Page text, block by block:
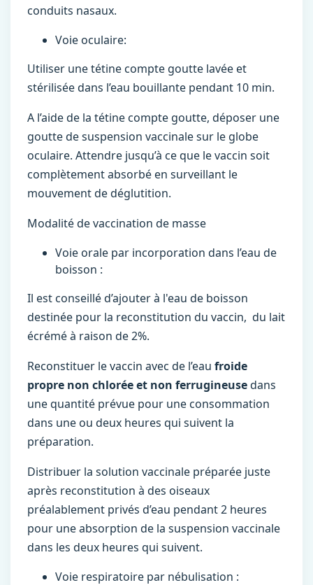
conduits nasaux.
Voie oculaire:
Utiliser une tétine compte goutte lavée et
stérilisée dans l’eau bouillante pendant 10 min.
A l’aide de la tétine compte goutte, déposer une
goutte de suspension vaccinale sur le globe
oculaire. Attendre jusqu’à ce que le vaccin soit
complètement absorbé en surveillant le
mouvement de déglutition.
Modalité de vaccination de masse
Voie orale par incorporation dans l’eau de
boisson :
Il est conseillé d’ajouter à l'eau de boisson
destinée pour la reconstitution du vaccin, du lait
écrémé à raison de 2%.
Reconstituer le vaccin avec de l’eau froide
propre non chlorée et non ferrugineusedans
une quantité prévue pour une consommation
dans une ou deux heures qui suivent la
préparation.
Distribuer la solution vaccinale préparée juste
après reconstitution à des oiseaux
préalablement privés d’eau pendant 2 heures
pour une absorption de la suspension vaccinale
dans les deux heures qui suivent.
Voie respiratoire par nébulisation :